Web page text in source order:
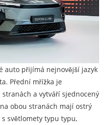
auto přijímá nejnovější jazyk
Přední mřížka je
a vytváří sjednocený
obou stranách mají ostrý
s světlomety typu typu,